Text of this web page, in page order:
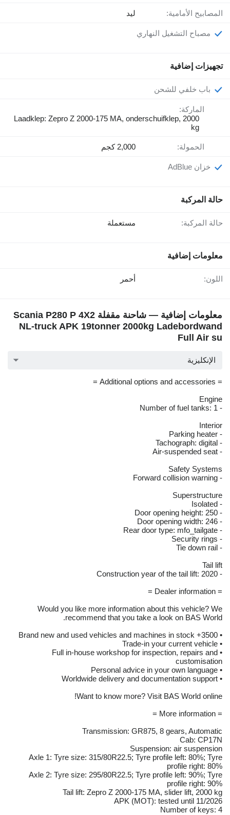
المصابيح الأمامية: ليد
مصباح التشغيل النهاري
تجهيزات إضافية
باب خلفي للشحن
الماركة:
Laadklep: Zepro Z 2000-175 MA, onderschuifklep, 2000
kg
الحمولة: 2,000 كجم
خزان AdBlue
حالة المركبة
حالة المركبة: مستعملة
معلومات إضافية
اللون: أحمر
معلومات إضافية — شاحنة مقفلة Scania P280 P 4X2
NL-truck APK 19tonner 2000kg Ladebordwand
Full Air su
الإنكليزية
= Additional options and accessories =
Engine
- Number of fuel tanks: 1
Interior
- Parking heater
- Tachograph: digital
- Air-suspended seat
Safety Systems
- Forward collision warning
Superstructure
- Isolated
- Door opening height: 250
- Door opening width: 246
- Rear door type: mfo_tailgate
- Security rings
- Tie down rail
Tail lift
- Construction year of the tail lift: 2020
= Dealer information =
Would you like more information about this vehicle? We
recommend that you take a look on BAS World.
• 3500+ Brand new and used vehicles and machines in stock
• Trade-in your current vehicle
• Full in-house workshop for inspection, repairs and
customisation
• Personal advice in your own language
• Worldwide delivery and documentation support
Want to know more? Visit BAS World online!
= More information =
Transmission: GR875, 8 gears, Automatic
Cab: CP17N
Suspension: air suspension
Axle 1: Tyre size: 315/80R22.5; Tyre profile left: 80%; Tyre
profile right: 80%
Axle 2: Tyre size: 295/80R22.5; Tyre profile left: 90%; Tyre
profile right: 90%
Tail lift: Zepro Z 2000-175 MA, slider lift, 2000 kg
APK (MOT): tested until 11/2026
Number of keys: 4